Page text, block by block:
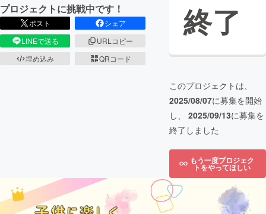
プロジェクトに挑戦中です！
ポスト
シェア
LINEで送る
URLコピー
埋め込み
QRコード
終了
このプロジェクトは、
2025/08/07に募集を開始
し、 2025/09/13に募集を
終了しました
もう一度プロジェク
トをやってほしい